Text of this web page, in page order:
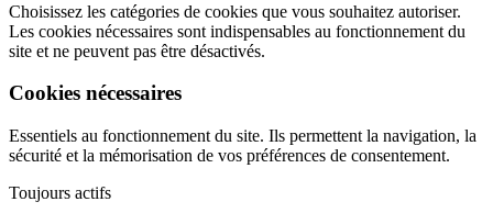
Choisissez les catégories de cookies que vous souhaitez autoriser.
Les cookies nécessaires sont indispensables au fonctionnement du
site et ne peuvent pas être désactivés.
Cookies nécessaires
Essentiels au fonctionnement du site. Ils permettent la navigation, la
sécurité et la mémorisation de vos préférences de consentement.
Toujours actifs